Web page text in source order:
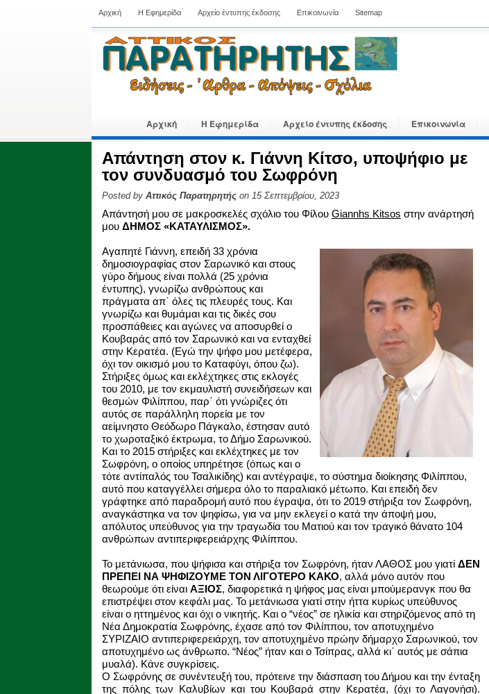
Αρχική Η Εφημερίδα Αρχείο έντυπης έκδοσης Επικοινωνία Sitemap
Αρχική Η Εφημερίδα Αρχείο έντυπης έκδοσης Επικοινωνία
Απάντηση στον κ. Γιάννη Κίτσο, υποψήφιο με
τον συνδυασμό του Σωφρόνη
Posted by Αττικός Παρατηρητής on 15 Σεπτεμβρίου, 2023
Απάντησή μου σε μακροσκελές σχόλιο του Φίλου Giannhs Kitsos στην ανάρτησή
μου ΔΗΜΟΣ «ΚΑΤΑΥΛΙΣΜΟΣ».
Αγαπητέ Γιάννη, επειδή 33 χρόνια
δημοσιογραφίας στον Σαρωνικό και στους
γύρο δήμους είναι πολλά (25 χρόνια
έντυπης), γνωρίζω ανθρώπους και
πράγματα απ΄ όλες τις πλευρές τους. Και
γνωρίζω και θυμάμαι και τις δικές σου
προσπάθειες και αγώνες να αποσυρθεί ο
Κουβαράς από τον Σαρωνικό και να ενταχθεί
στην Κερατέα. (Εγώ την ψήφο μου μετέφερα,
όχι τον οικισμό μου το Καταφύγι, όπου ζω).
Στήριξες όμως και εκλέχτηκες στις εκλογές
του 2010, με τον εκμαυλιστή συνειδήσεων και
θεσμών Φιλίππου, παρ΄ ότι γνώριζες ότι
αυτός σε παράλληλη πορεία με τον
αείμνηστο Θεόδωρο Πάγκαλο, έστησαν αυτό
το χωροταξικό έκτρωμα, το Δήμο Σαρωνικού.
Και το 2015 στήριξες και εκλέχτηκες με τον
Σωφρόνη, ο οποίος υπηρέτησε (όπως και ο
τότε αντίπαλός του Τσαλικίδης) και αντέγραψε, το σύστημα διοίκησης Φιλίππου,
αυτό που καταγγέλλει σήμερα όλο το παραλιακό μέτωπο. Και επειδή δεν
γράφτηκε από παραδρομή αυτό που έγραψα, ότι το 2019 στήριξα τον Σωφρόνη,
αναγκάστηκα να τον ψηφίσω, για να μην εκλεγεί ο κατά την άποψή μου,
απόλυτος υπεύθυνος για την τραγωδία του Ματιού και τον τραγικό θάνατο 104
ανθρώπων αντιπεριφερειάρχης Φιλίππου.
Το μετάνιωσα, που ψήφισα και στήριξα τον Σωφρόνη, ήταν ΛΑΘΟΣ μου γιατί ΔΕΝ
ΠΡΕΠΕΙ ΝΑ ΨΗΦΙΖΟΥΜΕ ΤΟΝ ΛΙΓΟΤΕΡΟ ΚΑΚΟ, αλλά μόνο αυτόν που
θεωρούμε ότι είναι ΑΞΙΟΣ, διαφορετικά η ψήφος μας είναι μπούμερανγκ που θα
επιστρέψει στον κεφάλι μας. Το μετάνιωσα γιατί στην ήττα κυρίως υπεύθυνος
είναι ο ηττημένος και όχι ο νικητής. Και ο “νέος” σε ηλικία και στηριζόμενος από τη
Νέα Δημοκρατία Σωφρόνης, έχασε από τον Φιλίππου, τον αποτυχημένο
ΣΥΡΙΖΑΙΟ αντιπεριφερειάρχη, τον αποτυχημένο πρώην δήμαρχο Σαρωνικού, τον
αποτυχημένο ως άνθρωπο. “Νέος” ήταν και ο Τσίπρας, αλλά κι΄ αυτός με σάπια
μυαλά). Κάνε συγκρίσεις.
Ο Σωφρόνης σε συνέντευξή του, πρότεινε την διάσπαση του Δήμου και την ένταξη
της πόλης των Καλυβίων και του Κουβαρά στην Κερατέα, (όχι το Λαγονήσι).